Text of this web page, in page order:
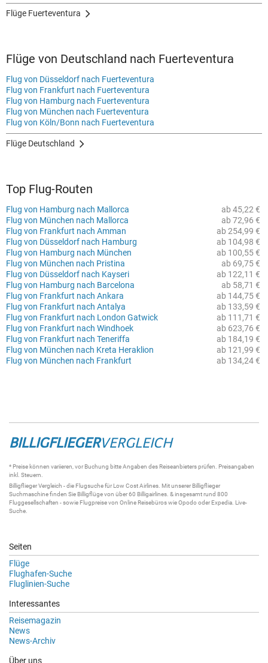
Flüge Fuerteventura
Flüge von Deutschland nach Fuerteventura
Flug von Düsseldorf nach Fuerteventura
Flug von Frankfurt nach Fuerteventura
Flug von Hamburg nach Fuerteventura
Flug von München nach Fuerteventura
Flug von Köln/Bonn nach Fuerteventura
Flüge Deutschland
Top Flug-Routen
ab 45,22 €
Flug von Hamburg nach Mallorca
ab 72,96 €
Flug von München nach Mallorca
ab 254,99 €
Flug von Frankfurt nach Amman
ab 104,98 €
Flug von Düsseldorf nach Hamburg
ab 100,55 €
Flug von Hamburg nach München
ab 69,75 €
Flug von München nach Pristina
ab 122,11 €
Flug von Düsseldorf nach Kayseri
ab 58,71 €
Flug von Hamburg nach Barcelona
ab 144,75 €
Flug von Frankfurt nach Ankara
ab 133,59 €
Flug von Frankfurt nach Antalya
ab 111,71 €
Flug von Frankfurt nach London Gatwick
ab 623,76 €
Flug von Frankfurt nach Windhoek
ab 184,19 €
Flug von Frankfurt nach Teneriffa
ab 121,99 €
Flug von München nach Kreta Heraklion
ab 134,24 €
Flug von München nach Frankfurt
BILLIGFLIEGERVERGLEICH
* Preise können variieren, vor Buchung bitte Angaben des Reiseanbieters prüfen. Preisangaben
inkl. Steuern.
BilligfliegerVergleich - die Flugsuchefür Low Cost Airlines. Mit unsererBilligflieger
Suchmaschinefinden Sie Billigflügevon über 60 Billigairlines . & insgesamt rund 800
Fluggesellschaften - sowie Flugpreise von Online Reisebüros wie Opodo oder Expedia. Live-
Suche
Seiten
Flüge
Flughafen-Suche
Fluglinien-Suche
Interessantes
Reisemagazin
News
News-Archiv
Über uns